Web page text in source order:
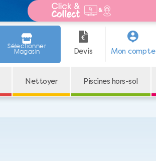
Sélectionner
Magasin Devis Mon compte
Nettoyer Piscines hors-sol